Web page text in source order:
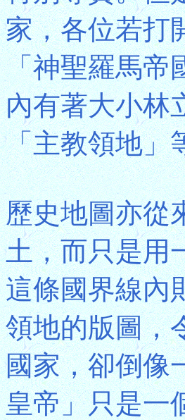
家，各位若打
「神聖羅馬帝
內有著大小林
「主教領地」
歷史地圖亦從
土，而只是用
這條國界線內
領地的版圖，
國家，卻倒像
皇帝」只是一